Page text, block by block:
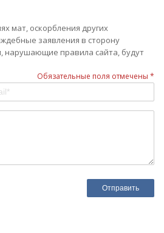
мат, оскорбления других
заявления в сторону
нарушающие правила сайта, будут
Обязательные поля отмечены *